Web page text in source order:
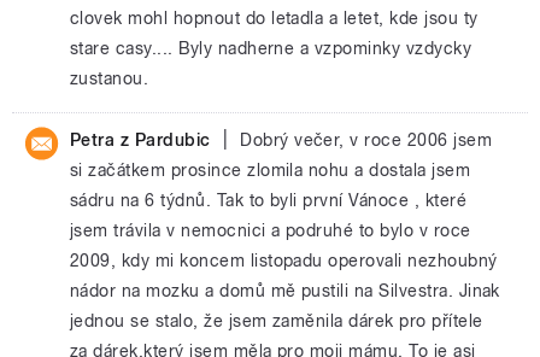
clovek mohl hopnout do letadla a letet, kde jsou ty
stare casy.... Byly nadherne a vzpominky vzdycky
zustanou.
Petra z Pardubic
Dobrý večer, v roce 2006 jsem
si začátkem prosince zlomila nohu a dostala jsem
sádru na 6 týdnů. Tak to byli první Vánoce , které
jsem trávila v nemocnici a podruhé to bylo v roce
2009, kdy mi koncem listopadu operovali nezhoubný
nádor na mozku a domů mě pustili na Silvestra. Jinak
jednou se stalo, že jsem zaměnila dárek pro přítele
za dárek,který jsem měla pro moji mámu. To je asi